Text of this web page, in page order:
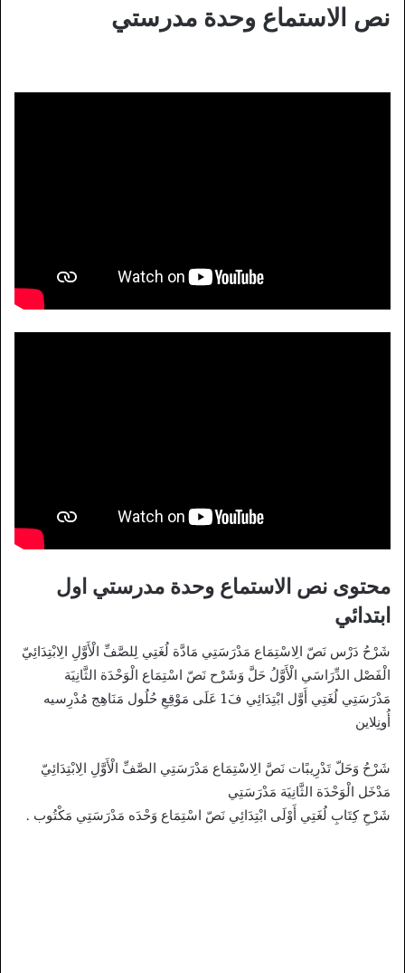
نص الاستماع وحدة مدرستي
محتوى نص الاستماع وحدة مدرستي اول
ابتدائي
شَرْحُ دَرْس نَصّ الِاسْتِمَاع مَدْرَسَتِي مَادَّة لُغَتِي لِلصَّفِّ الْأَوَّلِ الِابْتِدَائِيّ
الْفَصْل الدِّرَاسَي الْأَوَّلُ حَلَّ وَشَرْح نَصّ اسْتِمَاع الْوَحْدَة الثَّانِيَة
مَدْرَسَتِي لُغَتِي أَوَّل ابْتِدَائِي فَ1 عَلَى مَوْقِعِ حُلُول مَنَاهِج مُدْرِسيه
أُونِلاين
شَرْحُ وَحَلّ تَدْرِيبًات نَصَّ الِاسْتِمَاع مَدْرَسَتِي الصَّفِّ الْأَوَّلِ الِابْتِدَائِيّ
مَدْخَل الْوَحْدَة الثَّانِيَة مَدْرَسَتِي
شَرْحِ كِتَابِ لُغَتِي أَوْلَى ابْتِدَائِي نَصّ اسْتِمَاع وَحْدَه مَدْرَسَتِي مَكْتُوب .